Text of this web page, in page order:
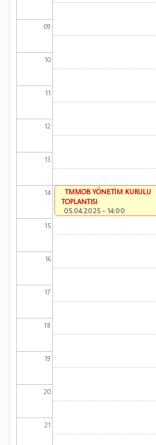
09
10
11
12
13
14
15
16
17
18
19
20
21
TMMOB YÖNETİM KURULU
TOPLANTISI
05.04.2025 - 14:00